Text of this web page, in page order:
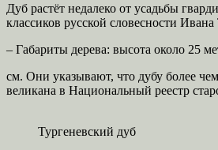
Дуб растёт недалеко от усадьбы
классиков русской словесности
– Габариты дерева: высота около 25
см. Они указывают, что дубу более
великана в Национальный реестр
Тургеневский дуб